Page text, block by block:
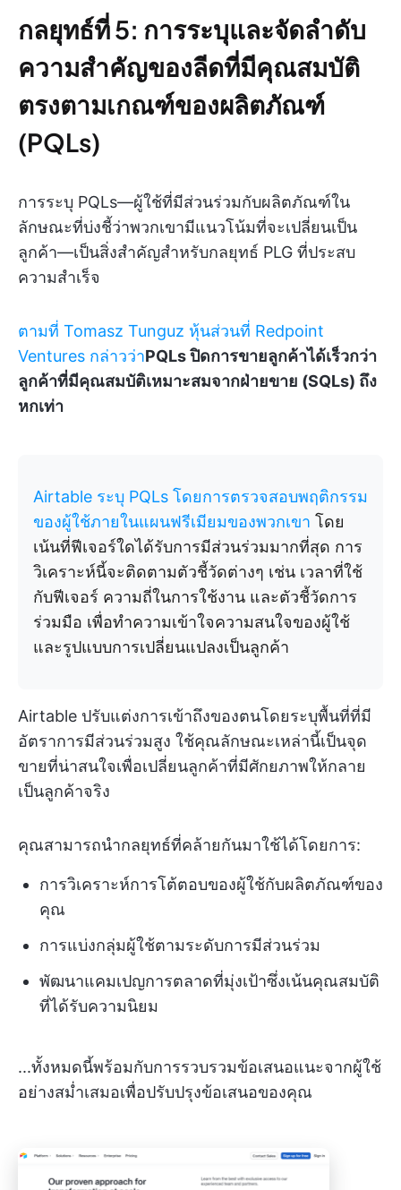
กลยุทธ์ที่ 5: การระบุและจัดลำดับ
ความสำคัญของลีดที่มีคุณสมบัติ
ตรงตามเกณฑ์ของผลิตภัณฑ์
(PQLs)
การระบุ PQLs—ผู้ใช้ที่มีส่วนร่วมกับผลิตภัณฑ์ใน
ลักษณะที่บ่งชี้ว่าพวกเขามีแนวโน้มที่จะเปลี่ยนเป็น
ลูกค้า—เป็นสิ่งสำคัญสำหรับกลยุทธ์ PLG ที่ประสบ
ความสำเร็จ
ตามที่ Tomasz Tunguz หุ้นส่วนที่ Redpoint
Ventures กล่าวว่าPQLs ปิดการขายลูกค้าได้เร็วกว่า
ลูกค้าที่มีคุณสมบัติเหมาะสมจากฝ่ายขาย (SQLs) ถึง
หกเท่า
Airtable ระบุ PQLs โดยการตรวจสอบพฤติกรรม
ของผู้ใช้ภายในแผนฟรีเมียมของพวกเขา โดย
เน้นที่ฟีเจอร์ใดได้รับการมีส่วนร่วมมากที่สุด การ
วิเคราะห์นี้จะติดตามตัวชี้วัดต่างๆ เช่น เวลาที่ใช้
กับฟีเจอร์ ความถี่ในการใช้งาน และตัวชี้วัดการ
ร่วมมือ เพื่อทำความเข้าใจความสนใจของผู้ใช้
และรูปแบบการเปลี่ยนแปลงเป็นลูกค้า
Airtable ปรับแต่งการเข้าถึงของตนโดยระบุพื้นที่ที่มี
อัตราการมีส่วนร่วมสูง ใช้คุณลักษณะเหล่านี้เป็นจุด
ขายที่น่าสนใจเพื่อเปลี่ยนลูกค้าที่มีศักยภาพให้กลาย
เป็นลูกค้าจริง
คุณสามารถนำกลยุทธ์ที่คล้ายกันมาใช้ได้โดยการ:
การวิเคราะห์การโต้ตอบของผู้ใช้กับผลิตภัณฑ์ของ
คุณ
การแบ่งกลุ่มผู้ใช้ตามระดับการมีส่วนร่วม
พัฒนาแคมเปญการตลาดที่มุ่งเป้าซึ่งเน้นคุณสมบัติ
ที่ได้รับความนิยม
...ทั้งหมดนี้พร้อมกับการรวบรวมข้อเสนอแนะจากผู้ใช้
อย่างสม่ำเสมอเพื่อปรับปรุงข้อเสนอของคุณ